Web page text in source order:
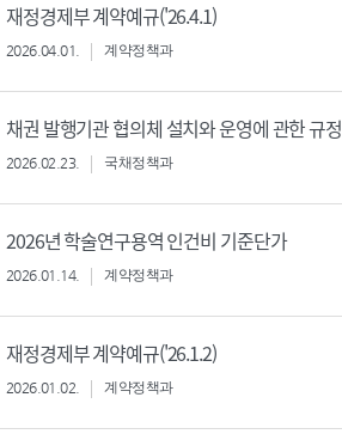
재정경제부 계약예규('26.4.1)
2026.04.01. 계약정책과
채권 발행기관 협의체 설치와 운영에 관한 규정
2026.02.23. 국채정책과
2026년 학술연구용역 인건비 기준단가
2026.01.14. 계약정책과
재정경제부 계약예규('26.1.2)
2026.01.02. 계약정책과